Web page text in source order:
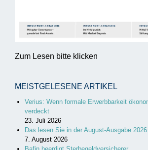
Zum Lesen bitte klicken
MEISTGELESENE ARTIKEL
Verius: Wenn formale Erwerbbarkeit
verdeckt
23. Juli 2026
Das lesen Sie in der August-Ausgabe 2026
7. August 2026